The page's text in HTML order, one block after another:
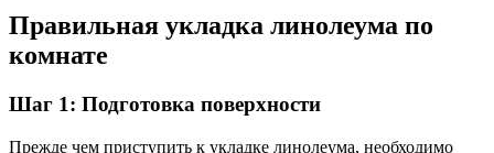
Правильная укладка линолеума по
комнате
Шаг 1: Подготовка поверхности
Прежде чем приступить к укладке линолеума, необходимо